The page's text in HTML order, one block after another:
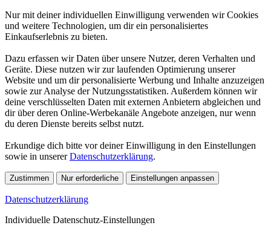
Nur mit deiner individuellen Einwilligung verwenden wir Cookies
und weitere Technologien, um dir ein personalisiertes
Einkaufserlebnis zu bieten.
Dazu erfassen wir Daten über unsere Nutzer, deren Verhalten und
Geräte. Diese nutzen wir zur laufenden Optimierung unserer
Website und um dir personalisierte Werbung und Inhalte anzuzeigen
sowie zur Analyse der Nutzungsstatistiken. Außerdem können wir
deine verschlüsselten Daten mit externen Anbietern abgleichen und
dir über deren Online-Werbekanäle Angebote anzeigen, nur wenn
du deren Dienste bereits selbst nutzt.
Erkundige dich bitte vor deiner Einwilligung in den Einstellungen
sowie in unsererDatenschutzerklärung.
Zustimmen Nur erforderliche Einstellungen anpassen
Datenschutzerklärung
Individuelle Datenschutz-Einstellungen